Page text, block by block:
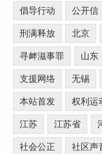
倡导行动 公开信
刑满释放 北京
寻衅滋事罪 山东
支援网络 无锡
本站首发 权利运
江苏 江苏省
社会公正 社区声